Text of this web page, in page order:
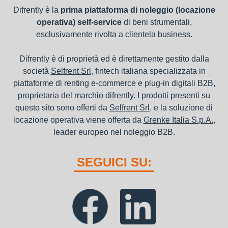
Difrently è la prima piattaforma di noleggio (locazione
operativa) self-servicedi beni strumentali,
esclusivamente rivolta a clientela business.
Difrently è di proprietà ed è direttamente gestito dalla
società Selfrent Srl , fintech italiana specializzata in
piattaforme di renting e-commerce e plug-in digitali B2B,
proprietaria del marchio difrently. I prodotti presenti su
questo sito sono offerti da Selfrent Srl . e la soluzione di
locazione operativa viene offerta da Grenke Italia S.p.A.,
leader europeo nel noleggio B2B.
SEGUICI SU: